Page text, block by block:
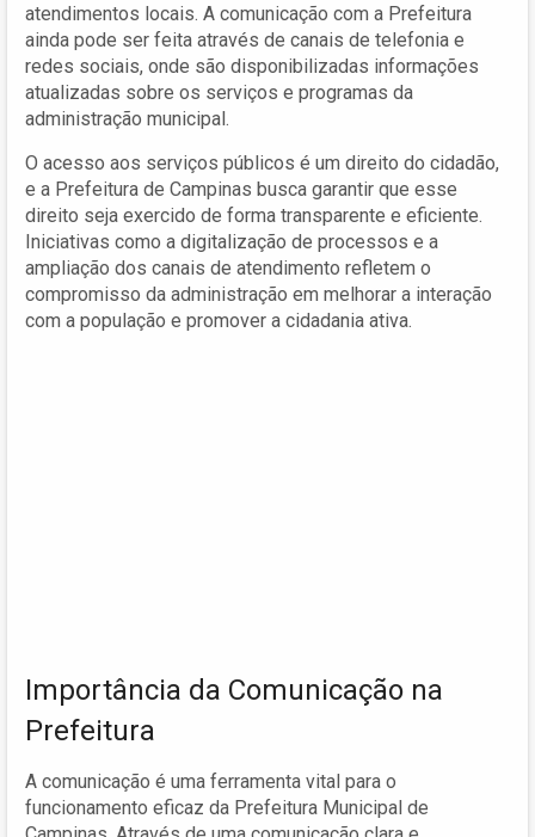
atendimentos locais. A comunicação com a Prefeitura
ainda pode ser feita através de canais de telefonia e
redes sociais, onde são disponibilizadas informações
atualizadas sobre os serviços e programas da
administração municipal.
O acesso aos serviços públicos é um direito do cidadão,
e a Prefeitura de Campinas busca garantir que esse
direito seja exercido de forma transparente e eficiente.
Iniciativas como a digitalização de processos e a
ampliação dos canais de atendimento refletem o
compromisso da administração em melhorar a interação
com a população e promover a cidadania ativa.
Importância da Comunicação na
Prefeitura
A comunicação é uma ferramenta vital para o
funcionamento eficaz da Prefeitura Municipal de